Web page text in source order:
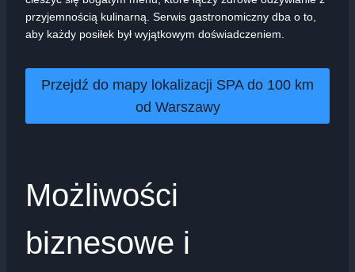
przyjemnością kulinarną. Serwis gastronomiczny dba o to,
aby każdy posiłek był wyjątkowym doświadczeniem.
Przejdź do mapy lokalizacji SPA do 100 km
od Warszawy
Możliwości
biznesowe i